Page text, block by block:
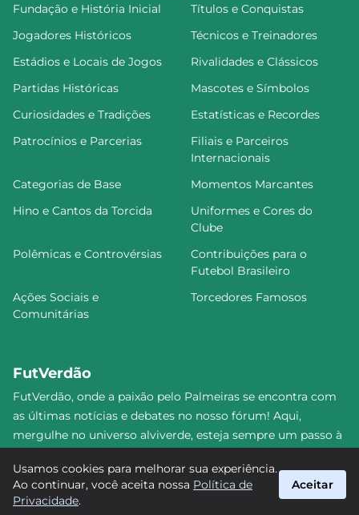
Fundação e História Inicial
Títulos e Conquistas
Jogadores Históricos
Técnicos e Treinadores
Estádios e Locais de Jogos
Rivalidades e Clássicos
Partidas Históricas
Mascotes e Símbolos
Curiosidades e Tradições
Estatísticas e Recordes
Patrocínios e Parcerias
Filiais e Parceiros
Internacionais
Categorias de Base
Momentos Marcantes
Hino e Cantos da Torcida
Uniformes e Cores do
Clube
Polêmicas e Controvérsias
Contribuições para o
Futebol Brasileiro
Ações Sociais e
Comunitárias
Torcedores Famosos
FutVerdão
FutVerdão, onde a paixão pelo Palmeiras se encontra com
as últimas notícias e debates no nosso fórum! Aqui,
mergulhe no universo alviverde, esteja sempre um passo à
comunidade. Junte-se a nós nesta jornada emocionante!
#Palmeiras #FutVerdão
Usamos cookies para melhorar sua experiência.
Ao continuar, você aceita nossa Política de
Privacidade.
Aceitar